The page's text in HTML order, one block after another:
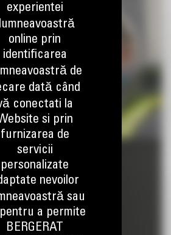
functie de nevoile si proiectele dvs.
experientei
online prin
identificarea
de
dată când
conectati la
si prin
furnizarea de
servicii
personalizate
nevoilor
sau
a permite
BERGERAT